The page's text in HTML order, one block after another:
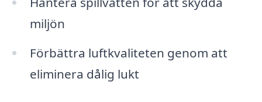
miljön
Förbättra luftkvaliteten genom att
eliminera dålig lukt